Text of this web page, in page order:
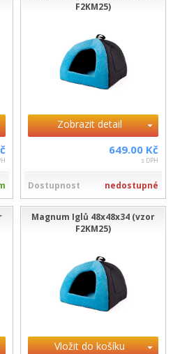
F2KM25)
Zobrazit detail
649.00 Kč
s DPH
Dostupnost nedostupné
Magnum Iglů 48x48x34 (vzor
F2KM25)
Vložit do košíku